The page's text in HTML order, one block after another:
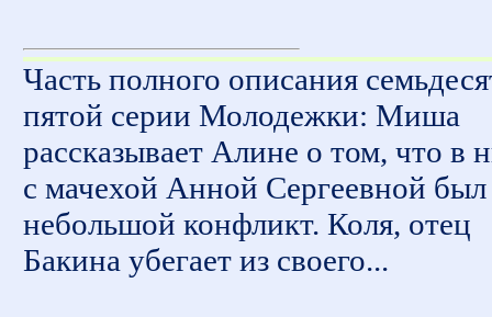
Часть полного описания
пятой серии Молодежки: Миша
рассказывает Алине о том, что в
с мачехой Анной Сергеевной был
небольшой конфликт. Коля, отец
Бакина убегает из своего...